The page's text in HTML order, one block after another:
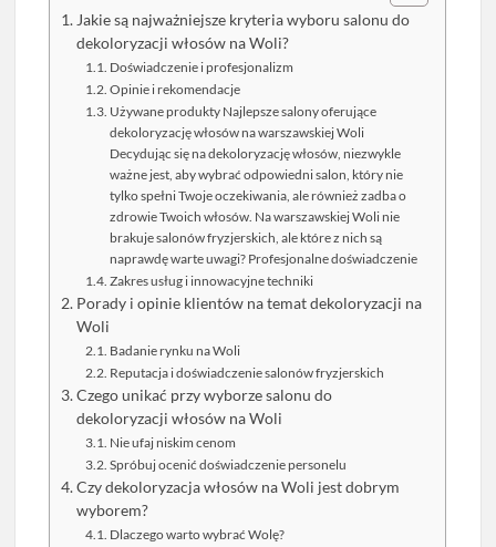
Jakie są najważniejsze kryteria wyboru salonu do
dekoloryzacji włosów na Woli?
Doświadczenie i profesjonalizm
Opinie i rekomendacje
Używane produkty Najlepsze salony oferujące
dekoloryzację włosów na warszawskiej Woli
Decydując się na dekoloryzację włosów, niezwykle
ważne jest, aby wybrać odpowiedni salon, który nie
tylko spełni Twoje oczekiwania, ale również zadba o
zdrowie Twoich włosów. Na warszawskiej Woli nie
brakuje salonów fryzjerskich, ale które z nich są
naprawdę warte uwagi? Profesjonalne doświadczenie
Zakres usług i innowacyjne techniki
Porady i opinie klientów na temat dekoloryzacji na
Woli
Badanie rynku na Woli
Reputacja i doświadczenie salonów fryzjerskich
Czego unikać przy wyborze salonu do
dekoloryzacji włosów na Woli
Nie ufaj niskim cenom
Spróbuj ocenić doświadczenie personelu
Czy dekoloryzacja włosów na Woli jest dobrym
wyborem?
Dlaczego warto wybrać Wolę?